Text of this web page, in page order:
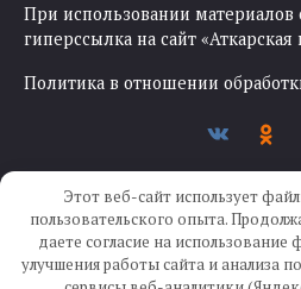
При использовании материалов
гиперссылка на сайт «Аткарская
Политика в отношении
Создание
Этот веб-сайт использует
пользовательского опыта.
даете согласие на использование
улучшения работы сайта и анализа